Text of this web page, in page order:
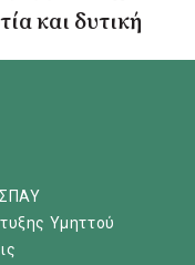
και δυτική
Υμηττού